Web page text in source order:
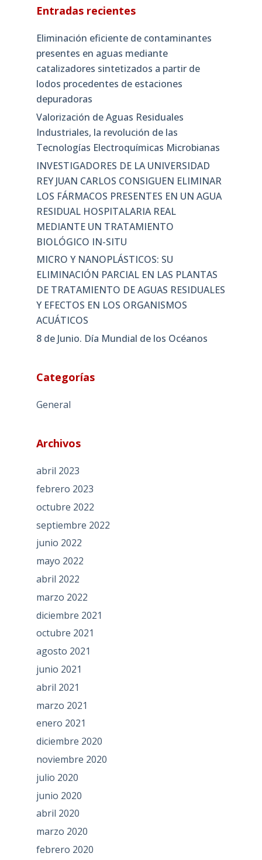
Entradas recientes
Eliminación eficiente de contaminantes
presentes en aguas mediante
catalizadores sintetizados a partir de
lodos procedentes de estaciones
depuradoras
Valorización de Aguas Residuales
Industriales, la revolución de las
Tecnologías Electroquímicas Microbianas
INVESTIGADORES DE LA UNIVERSIDAD
REY JUAN CARLOS CONSIGUEN ELIMINAR
LOS FÁRMACOS PRESENTES EN UN AGUA
RESIDUAL HOSPITALARIA REAL
MEDIANTE UN TRATAMIENTO
BIOLÓGICO IN-SITU
MICRO Y NANOPLÁSTICOS: SU
ELIMINACIÓN PARCIAL EN LAS PLANTAS
DE TRATAMIENTO DE AGUAS RESIDUALES
Y EFECTOS EN LOS ORGANISMOS
ACUÁTICOS
8 de Junio. Día Mundial de los Océanos
Categorías
General
Archivos
abril 2023
febrero 2023
octubre 2022
septiembre 2022
junio 2022
mayo 2022
abril 2022
marzo 2022
diciembre 2021
octubre 2021
agosto 2021
junio 2021
abril 2021
marzo 2021
enero 2021
diciembre 2020
noviembre 2020
julio 2020
junio 2020
abril 2020
marzo 2020
febrero 2020